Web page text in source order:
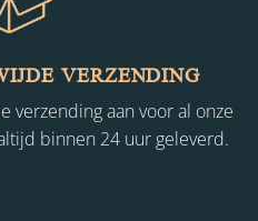
VERZENDING
verzending aan voor al onze
binnen 24 uur geleverd.